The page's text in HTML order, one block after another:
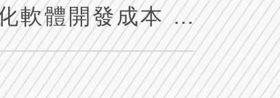
揭秘實用技巧:如何有效降低你的MVP客製化軟體開發成本 - 節省預算的祕訣